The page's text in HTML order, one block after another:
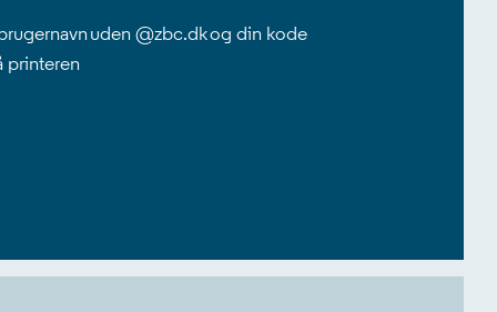
uden @zbc.dk og din kode
printeren